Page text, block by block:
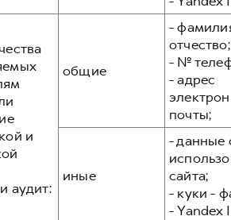
и
аудит:
общие
-
отчество;
- №
- адрес
почты;
иные
- данные
сайта;
- куки -
- Yandex